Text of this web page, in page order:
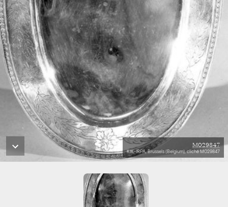
M029847
KIK-IRPA, Brussels (Belgium), cliché M029847